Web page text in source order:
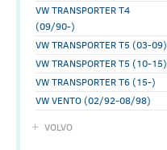
VW TRANSPORTER T4
(09/90-)
VW TRANSPORTER T5 (03-09)
VW TRANSPORTER T5 (10-15)
VW TRANSPORTER T6 (15-)
VW VENTO (02/92-08/98)
VOLVO